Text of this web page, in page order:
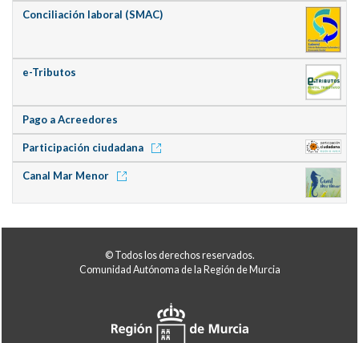
Conciliación laboral (SMAC)
e-Tributos
Pago a Acreedores
Participación ciudadana
Canal Mar Menor
© Todos los derechos reservados.
Comunidad Autónoma de la Región de Murcia